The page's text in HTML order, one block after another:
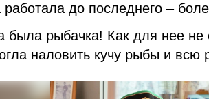
до последнего –
была рыбачка! Как для нее не
наловить кучу рыбы и всю